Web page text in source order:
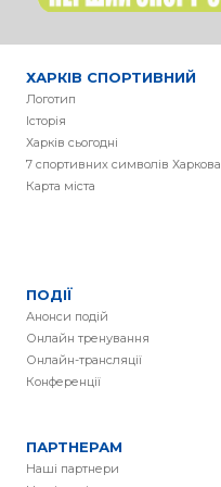
ХАРКІВ СПОРТИВНИЙ
Логотип
Історія
Харків сьогодні
7 спортивних символів Харкова
Карта міста
ПОДІЇ
Анонси подій
Онлайн тренування
Онлайн-трансляції
Конференції
ПАРТНЕРАМ
Наші партнери